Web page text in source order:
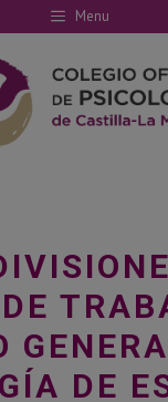
Menu
DE